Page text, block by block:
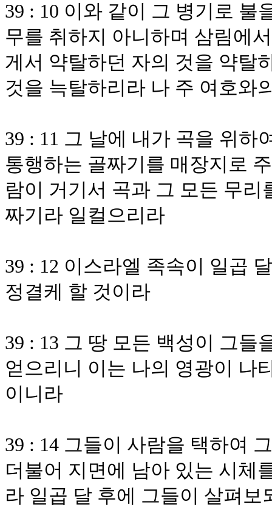
39 : 10 이와 같이 그 병기로 불
무를 취하지 아니하며 삼림에
게서 약탈하던 자의 것을 약탈
것을 늑탈하리라 나 주 여호와
39 : 11 그 날에 내가 곡을 위하
통행하는 골짜기를 매장지로
람이 거기서 곡과 그 모든 무
짜기라 일컬으리라
39 : 12 이스라엘 족속이 일곱
정결케 할 것이라
39 : 13 그 땅 모든 백성이 그들
얻으리니 이는 나의 영광이 나
이니라
39 : 14 그들이 사람을 택하여
더불어 지면에 남아 있는 시체
라 일곱 달 후에 그들이 살펴보